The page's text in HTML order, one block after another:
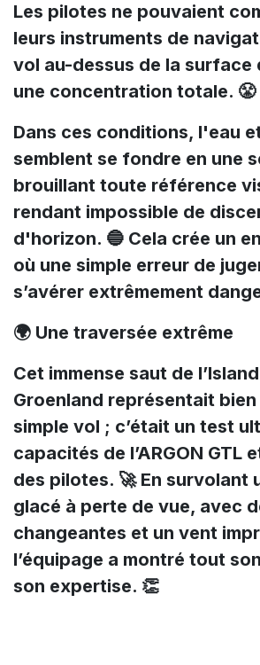
Les pilotes ne pouvaient
leurs instruments de
vol au-dessus de la surface
une concentration totale. 😤
Dans ces conditions, l'eau
semblent se fondre en une
brouillant toute référence
rendant impossible de
d'horizon. 🔵 Cela crée un
où une simple erreur de
s’avérer extrêmement
🌍 Une traversée extrême
Cet immense saut de
Groenland représentait bien
simple vol ; c’était un test
capacités de l’ARGON GTL
des pilotes. 🚀 En survolant
glacé à perte de vue, avec
changeantes et un vent
l’équipage a montré tout
son expertise. 👏